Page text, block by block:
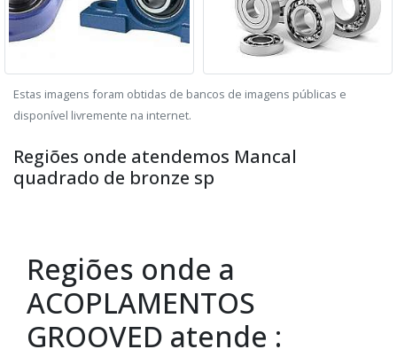
Estas imagens foram obtidas de bancos de imagens públicas e
disponível livremente na internet.
Regiões onde atendemos Mancal
quadrado de bronze sp
Regiões onde a
ACOPLAMENTOS
GROOVED atende :